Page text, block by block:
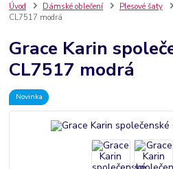
Úvod Dámské oblečení Plesové šaty
CL7517 modrá
Grace Karin
CL7517 modrá
Novinka